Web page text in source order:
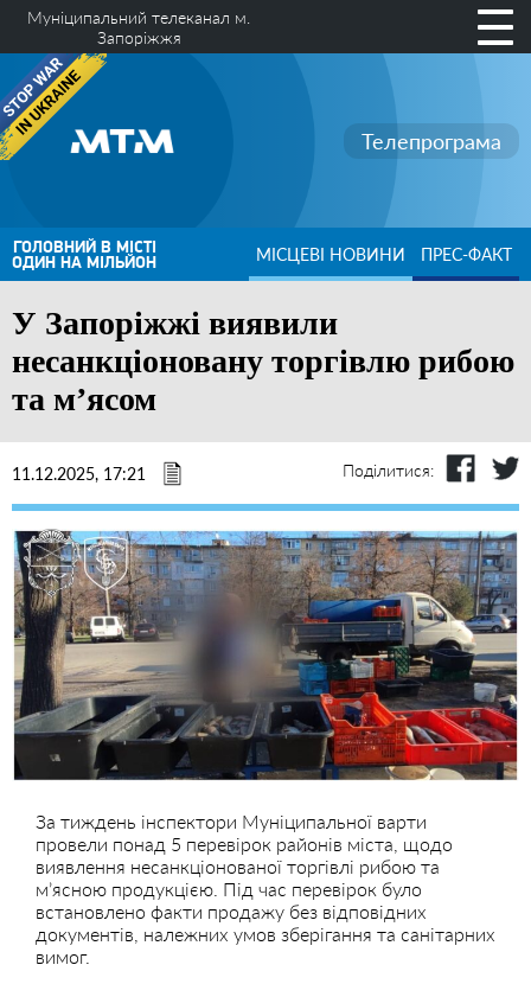
Муніципальний телеканал м.
Запоріжжя
Телепрограма
ГОЛОВНИЙ В МІСТІ
ОДИН НА МІЛЬЙОН МІСЦЕВІ НОВИНИ ПРЕС-ФАКТ
У Запоріжжі виявили
несанкціоновану торгівлю рибою
та м’ясом
11.12.2025, 17:21 Поділитися:
За тиждень інспектори Муніципальної варти
провели понад 5 перевірок районів міста, щодо
виявлення несанкціонованої торгівлі рибою та
м’ясною продукцією. Під час перевірок було
встановлено факти продажу без відповідних
документів, належних умов зберігання та санітарних
вимог.